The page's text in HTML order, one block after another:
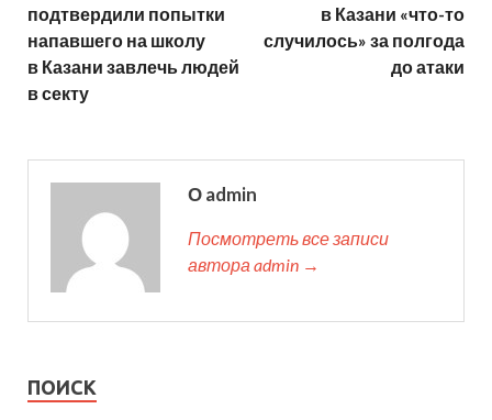
подтвердили попытки
напавшего на школу
в Казани завлечь людей
в секту
в Казани «что-то
случилось» за полгода
до атаки
О admin
Посмотреть все записи
автора admin →
ПОИСК